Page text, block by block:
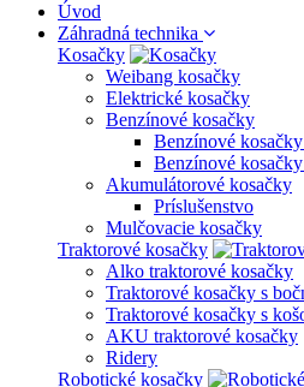
Úvod
Záhradná technika
Kosačky
Weibang kosačky
Elektrické kosačky
Benzínové kosačky
Benzínové
Benzínové
Akumulátorové kosačky
Príslušenstvo
Mulčovacie kosačky
Traktorové kosačky
Alko traktorové kosačky
Traktorové kosačky s
Traktorové kosačky s
AKU traktorové kosačky
Ridery
Robotické kosačky